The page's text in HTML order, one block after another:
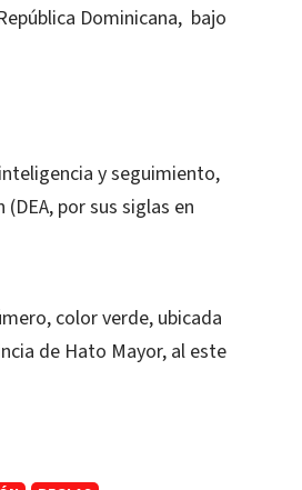
Dominicana, bajo
y seguimiento,
por sus siglas en
color verde, ubicada
de Hato Mayor, al este